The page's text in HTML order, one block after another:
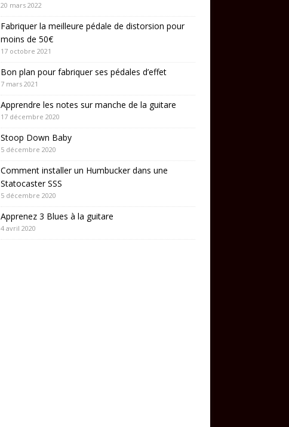
20 mars 2022
Fabriquer la meilleure pédale de distorsion pour
moins de 50€
17 octobre 2021
Bon plan pour fabriquer ses pédales d’effet
7 mars 2021
Apprendre les notes sur manche de la guitare
17 décembre 2020
Stoop Down Baby
5 décembre 2020
Comment installer un Humbucker dans une
Statocaster SSS
5 décembre 2020
Apprenez 3 Blues à la guitare
4 avril 2020